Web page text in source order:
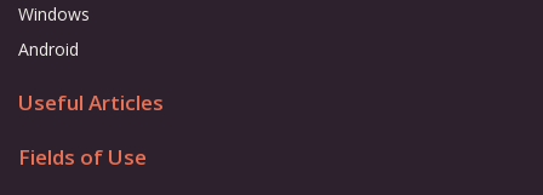
Windows
Android
Useful Articles
Fields of Use